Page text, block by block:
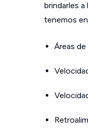
brindarles
tenemos
Áreas